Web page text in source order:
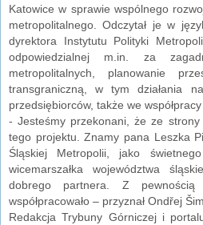
Katowice w sprawie wspólnego
metropolitalnego. Odczytał je w
dyrektora Instytutu Polityki
odpowiedzialnej m.in. za
metropolitalnych, planowanie
transgraniczną, w tym działania
przedsiębiorców, także we
- Jesteśmy przekonani, że ze
tego projektu. Znamy pana Leszka
Śląskiej Metropolii, jako
wicemarszałka województwa
dobrego partnera. Z
współpracowało – przyznał Ondřej
Redakcja Trybuny Górniczej i